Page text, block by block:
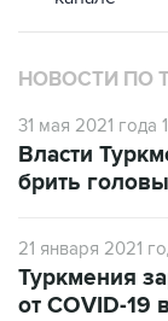
НОВОСТИ ПО
31 мая 2021 года
Власти
брить
21 января 2021
Туркмения
от COVID-19